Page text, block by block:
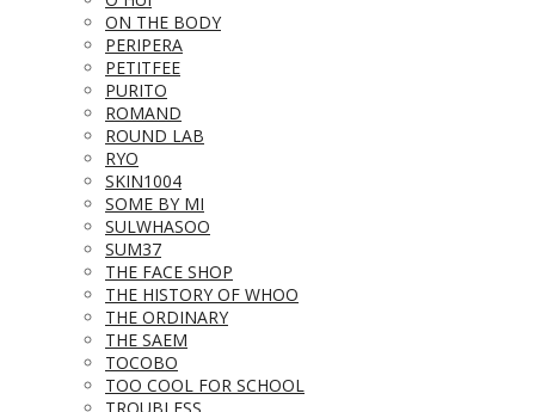
ON THE BODY
PERIPERA
PETITFEE
PURITO
ROMAND
ROUND LAB
RYO
SKIN1004
SOME BY MI
SULWHASOO
SUM37
THE FACE SHOP
THE HISTORY OF WHOO
THE ORDINARY
THE SAEM
TOCOBO
TOO COOL FOR SCHOOL